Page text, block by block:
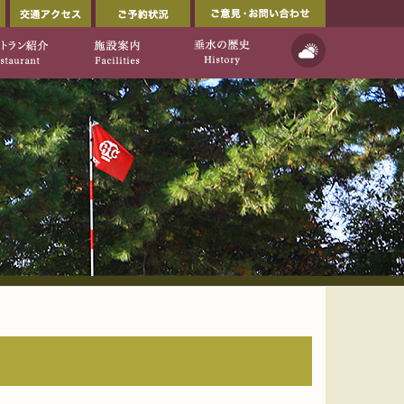
倶楽部公式ウェブサイト」
ト]
ご利用について レストラン紹介 施設案内